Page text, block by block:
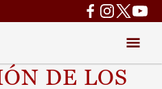
DE LOS